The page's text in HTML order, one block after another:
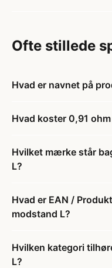
Ofte stillede
Hvad er navnet på
Hvad koster 0,91
Hvilket mærke står
L?
Hvad er EAN /
modstand L?
Hvilken kategori
L?